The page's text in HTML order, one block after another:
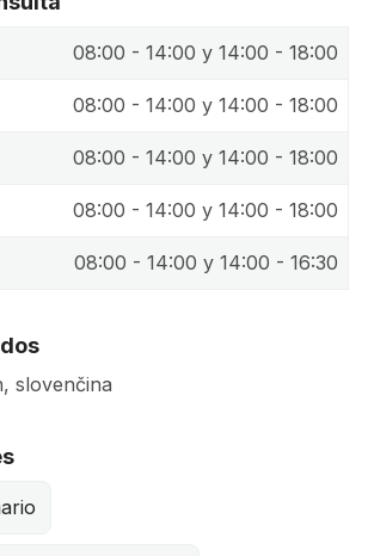
08:00 - 14:00 y 14:00 - 18:00
08:00 - 14:00 y 14:00 - 18:00
08:00 - 14:00 y 14:00 - 18:00
08:00 - 14:00 y 14:00 - 18:00
08:00 - 14:00 y 14:00 - 16:30
slovenčina